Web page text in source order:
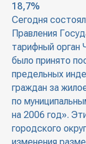
18,7%
Сегодня
Правления
тарифный орган
было принято
предельных
граждан за
по
на 2006 год».
городского